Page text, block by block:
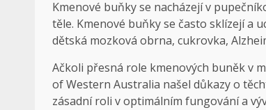
Kmenové buňky se nacházejí v
těle. Kmenové buňky se často sklízejí a
dětská mozková obrna, cukrovka,
Ačkoli přesná role kmenových buněk v
of Western Australia našel důkazy o
zásadní roli v optimálním fungování a